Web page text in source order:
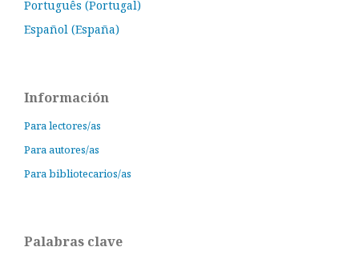
Português (Portugal)
Español (España)
Información
Para lectores/as
Para autores/as
Para bibliotecarios/as
Palabras clave